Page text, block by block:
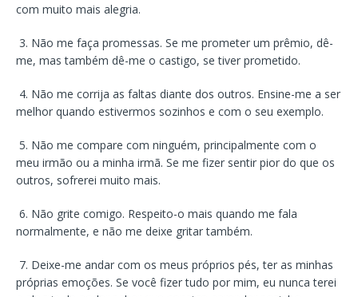
com muito mais alegria.
3. Não me faça promessas. Se me prometer um prêmio, dê-
me, mas também dê-me o castigo, se tiver prometido.
4. Não me corrija as faltas diante dos outros. Ensine-me a ser
melhor quando estivermos sozinhos e com o seu exemplo.
5. Não me compare com ninguém, principalmente com o
meu irmão ou a minha irmã. Se me fizer sentir pior do que os
outros, sofrerei muito mais.
6. Não grite comigo. Respeito-o mais quando me fala
normalmente, e não me deixe gritar também.
7. Deixe-me andar com os meus próprios pés, ter as minhas
próprias emoções. Se você fizer tudo por mim, eu nunca terei